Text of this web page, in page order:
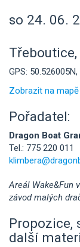
so 24. 06.
Třeboutice,
GPS:
Zobrazit na mapě
Pořadatel:
Dragon Boat
Tel.: 775 220 011
Areál Wake&Fun
závod malých
Propozice,
další